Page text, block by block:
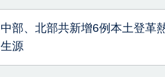
中部、北部共新增6例本土登革
生源